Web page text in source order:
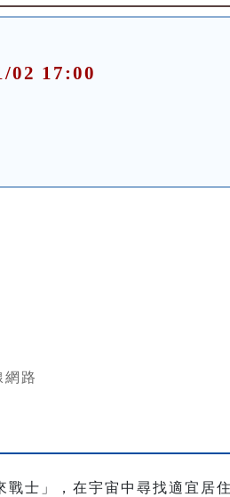
02 17:00
網路
士」，在宇宙中尋找適宜居